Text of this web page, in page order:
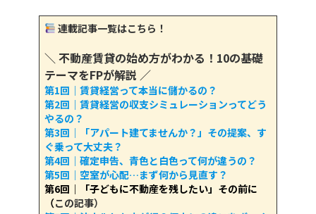
連載記事一覧はこちら！
＼ 不動産賃貸の始め方がわかる！10の基礎
テーマをFPが解説 ／
第1回｜賃貸経営って本当に儲かるの？
第2回｜賃貸経営の収支シミュレーションってどう
やるの？
第3回｜「アパート建てませんか？」その提案、す
ぐ乗って大丈夫？
第4回｜確定申告、青色と白色って何が違うの？
第5回｜空室が心配…まず何から見直す？
第6回｜「子どもに不動産を残したい」その前に
（この記事）